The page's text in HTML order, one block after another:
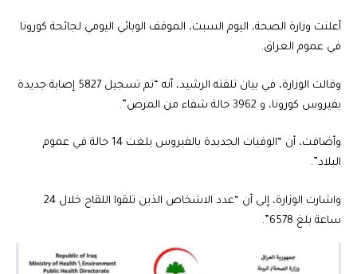
أعلنت وزارة الصحة، اليوم السبت، الموقف الوبائي اليومي لجائحة كورونا
في عموم العراق.
وقالت الوزارة، في بيان تلقته الرشيد، أنه “تم تسجيل 5827 إصابة جديدة
بفيروس كورونا، و 3962 حالة شفاء من المرض”.
وأضافت، أن “الوفيات الجديدة بالفيروس بلغت 14 حالة في عموم
البلاد”.
واشارت الوزارة، إلى أن “عدد الاشخاص الذين تلقوا اللقاح خلال 24
ساعة بلغ 6578”.